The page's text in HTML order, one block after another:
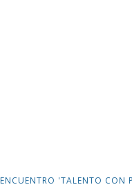
ENCUENTRO 'TALENTO CON